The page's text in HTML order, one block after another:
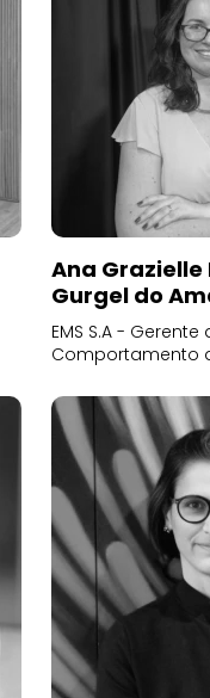
Ana
Gurgel do
EMS S.A -
Comportamento